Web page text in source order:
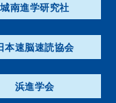
城南進学研究社
本速脳速読協会
浜進学会